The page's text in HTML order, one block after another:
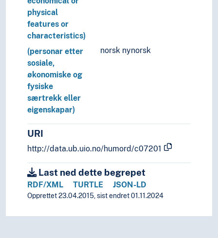
physical
features or
characteristics)
norsk nynorsk
(personar etter
sosiale,
økonomiske og
fysiske
særtrekk eller
eigenskapar)
URI
http://data.ub.uio.no/humord/c07201
Last ned dette begrepet
RDF/XML TURTLE JSON-LD
Opprettet 23.04.2015, sist endret 01.11.2024